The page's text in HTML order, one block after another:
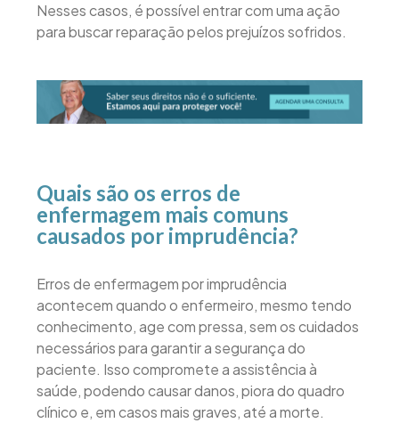
Nesses casos, é possível entrar com uma ação
para buscar reparação pelos prejuízos sofridos.
Quais são os erros de
enfermagem mais comuns
causados por imprudência?
Erros de enfermagem por imprudência
acontecem quando o enfermeiro, mesmo tendo
conhecimento, age com pressa, sem os cuidados
necessários para garantir a segurança do
paciente. Isso compromete a assistência à
saúde, podendo causar danos, piora do quadro
clínico e, em casos mais graves, até a morte.